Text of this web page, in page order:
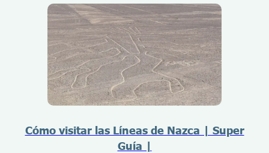
Cómo visitar las Líneas de Nazca | Super
Guía |